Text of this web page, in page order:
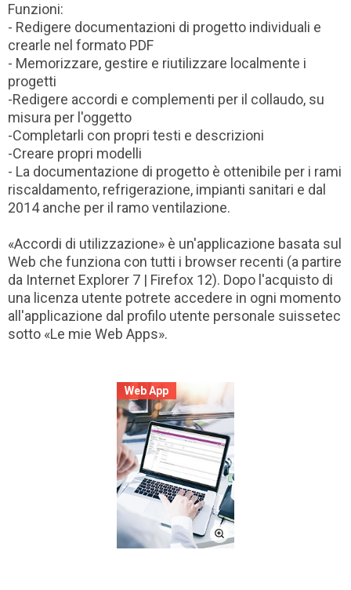
Funzioni:
- Redigere documentazioni di progetto individuali e
crearle nel formato PDF
- Memorizzare, gestire e riutilizzare localmente i
progetti
-Redigere accordi e complementi per il collaudo, su
misura per l'oggetto
-Completarli con propri testi e descrizioni
-Creare propri modelli
- La documentazione di progetto è ottenibile per i rami
riscaldamento, refrigerazione, impianti sanitari e dal
2014 anche per il ramo ventilazione.
«Accordi di utilizzazione» è un'applicazione basata sul
Web che funziona con tutti i browser recenti (a partire
da Internet Explorer 7 | Firefox 12). Dopo l'acquisto di
una licenza utente potrete accedere in ogni momento
all'applicazione dal profilo utente personale suissetec
sotto «Le mie Web Apps».
Web App